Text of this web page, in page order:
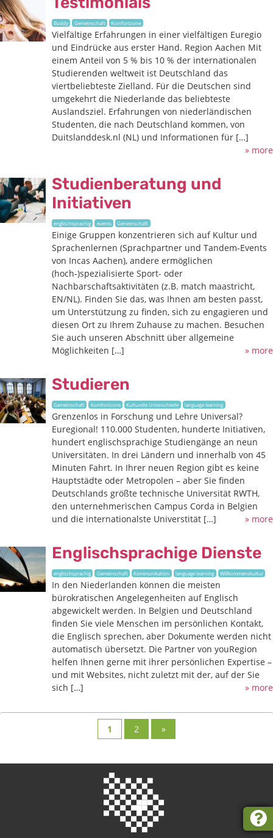
Buddy Gemeinschaft Komfortzone
Vielfältige Erfahrungen in einer vielfältigen Euregio
und Eindrücke aus erster Hand. Region Aachen Mit
einem Anteil von 5 % bis 10 % der internationalen
Studierenden weltweit ist Deutschland das
viertbeliebteste Zielland. Für die Deutschen sind
umgekehrt die Niederlande das beliebteste
Auslandsziel. Erfahrungen von niederländischen
Studenten, die nach Deutschland kommen, von
Duitslanddesk.nl (NL) und Informationen für […]
» more
Studienberatung und
Initiativen
englischsprachig events Gemeinschaft
Einige Gruppen konzentrieren sich auf Kultur und
Sprachenlernen (Sprachpartner und Tandem-Events
von Incas Aachen), andere ermöglichen
(hoch-)spezialisierte Sport- oder
Nachbarschaftsaktivitäten (z.B. match maastricht,
EN/NL). Finden Sie das, was Ihnen am besten passt,
um Unterstützung zu finden, sich zu engagieren und
diesen Ort zu Ihrem Zuhause zu machen. Besuchen
Sie auch unseren Abschnitt über allgemeine
Möglichkeiten […]
» more
Studieren
Gemeinschaft Komfortzone Kulturelle Unterschiede language learning
Grenzenlos in Forschung und Lehre Universal?
Euregional! 110.000 Studenten, hunderte Initiativen,
hundert englischsprachige Studiengänge an neun
Universitäten. In drei Ländern und innerhalb von 45
Minuten Fahrt. In Ihrer neuen Region gibt es keine
Hauptstädte oder Metropolen – aber Sie finden
Deutschlands größte technische Universität RWTH,
den unternehmerischen Campus Corda in Belgien
und die internationalste Universtität […]
» more
Englischsprachige Dienste
englischsprachig Gemeinschaft Kommunikation language learning Willkommenskultur
In den Niederlanden können die meisten
bürokratischen Angelegenheiten auf Englisch
abgewickelt werden. In Belgien und Deutschland
finden Sie viele Menschen im persönlichen Kontakt,
die Englisch sprechen, aber Dokumente werden nicht
automatisch übersetzt. Die Partner von youRegion
helfen Ihnen gerne mit ihrer persönlichen Expertise –
und mit Websites, nicht zuletzt mit der, auf der Sie
sich […]
» more
1 2 »